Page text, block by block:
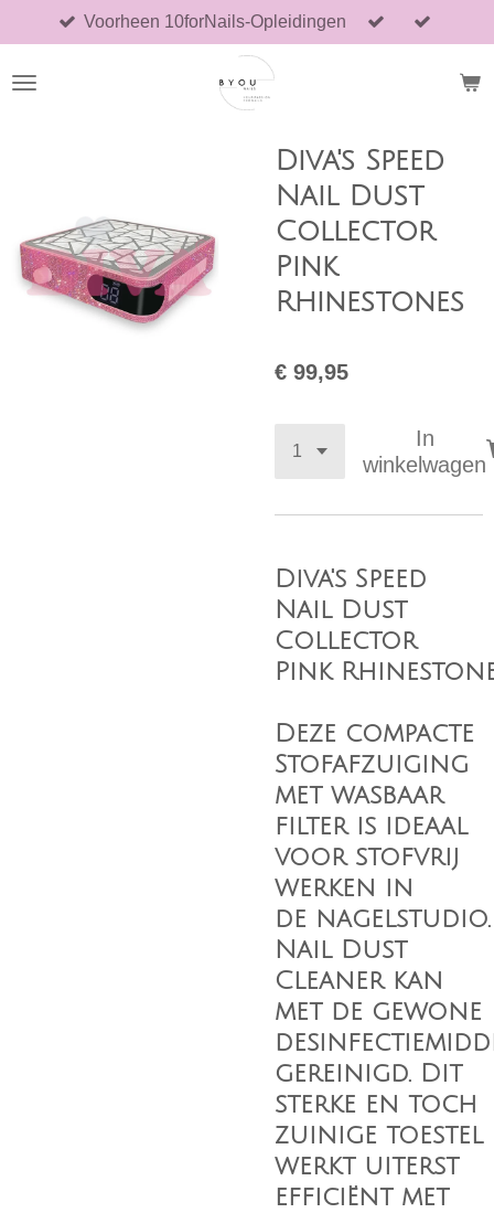
direct
naar
Voorheen 10forNails-Opleidingen
Diva's Speed
Nail Dust
Collector
Pink
Rhinestones
€ 99,95
In
winkelwagen
Diva's Speed
Nail Dust
Collector
Pink
Deze compacte
Stofafzuiging
met wasbaar
filter is ideaal
voor stofvrij
werken in
de nagelstudio.
Nail Dust
Cleaner kan
met de gewone
gereinigd. Dit
sterke en toch
zuinige toestel
werkt uiterst
efficiënt met